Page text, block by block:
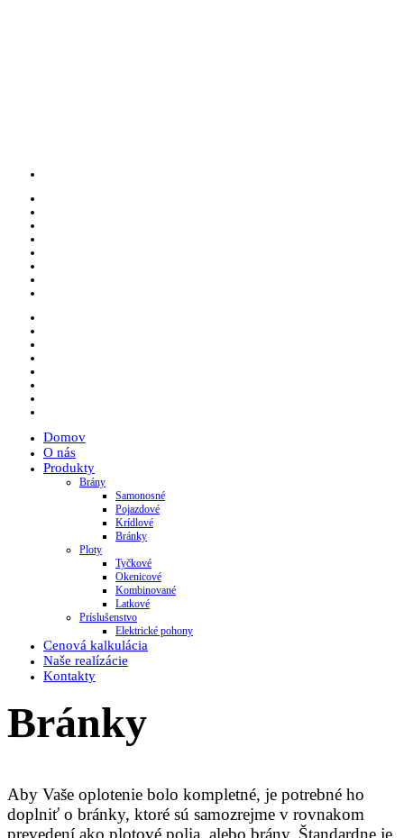
Domov
O nás
Produkty
Brány
Samonosné
Pojazdové
Krídlové
Bránky
Ploty
Tyčkové
Okenicové
Kombinované
Latkové
Príslušenstvo
Elektrické pohony
Cenová kalkulácia
Naše realízácie
Kontakty
Bránky
Aby Vaše oplotenie bolo kompletné, je potrebné ho
doplniť o bránky, ktoré sú samozrejme v rovnakom
prevedení ako plotové polia, alebo brány. Štandardne je